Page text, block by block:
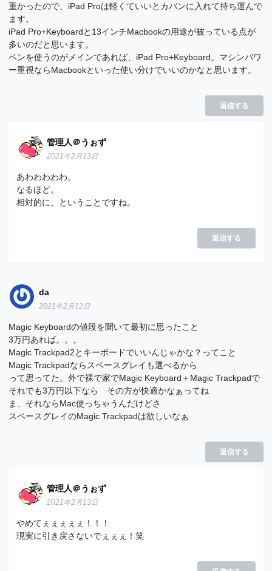
重かったので、iPad Proは軽くていいとカバンに入れて持ち運んで
ます。
iPad Pro+Keyboardと13インチMacbookの用途が被っている点が
多いのだと思います。
ペンを使うのがメインであれば、iPad Pro+Keyboard。マシンパワ
ー重視ならMacbookといった使い分けでいいのかなと思います。
返信する
管理人＠うぉず
2021年2月13日
あわわわわわ。
なるほど。
相対的に、ということですね。
返信する
da
2021年2月12日
Magic Keyboardの値段を聞いて最初に思ったこと
3万円あれば。。。
Magic Trackpad2とキーボードでいいんじゃかな？ってこと
Magic Trackpadならスペースグレイも選べるから
って思ってた。外で裸で家でMagic Keyboard＋Magic Trackpadで
それでも3万円以下なら その方が快適かなぁってね
ま、それならMac使っちゃうんだけどさ
スペースグレイのMagic Trackpadは欲しいなぁ
返信する
管理人＠うぉず
2021年2月13日
やめてぇぇぇぇぇ！！！
現実に引き戻さないでぇぇぇ！笑